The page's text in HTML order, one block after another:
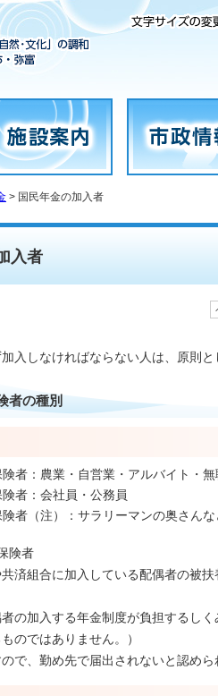
> 国民年金の加入者
入者
入しなければならない人は、原則
者の種別
者：農業・自営業・アルバイト・
者：会社員・公務員
者（注）：サラリーマンの奥さんな
険者
済組合に加入している配偶者の被
の加入する年金制度が負担するし
のではありません。）
で、勤め先で届出されないと認めら